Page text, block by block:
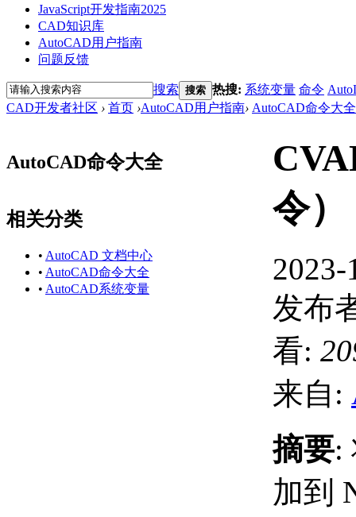
JavaScript开发指南2025
CAD知识库
AutoCAD用户指南
问题反馈
搜索 搜索 热搜: 系统变量 命令
CAD开发者社区 › 首页 ›AutoCAD用户指南› AutoCAD命令大全
AutoCAD命令大全
相关分类
• AutoCAD 文档中心
• AutoCAD命令大全
• AutoCAD系统变量
令）
2023-
发布
看:
来自:
摘要:
加到